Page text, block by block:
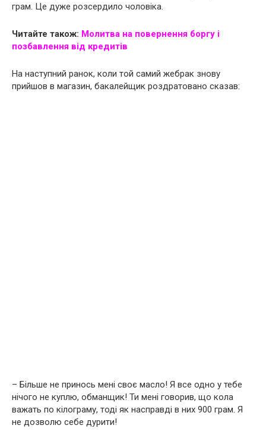
грам. Це дуже розсердило чоловіка.
Читайте також: Молитва на повернення боргу і
позбавлення від кредитів
На наступний ранок, коли той самий жебрак знову
прийшов в магазин, бакалейщик роздратовано сказав:
– Більше не принось мені своє масло! Я все одно у тебе
нічого не куплю, обманщик! Ти мені говорив, що кола
важать по кілограму, тоді як насправді в них 900 грам. Я
не дозволю себе дурити!